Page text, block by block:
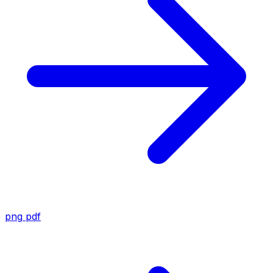
png pdf